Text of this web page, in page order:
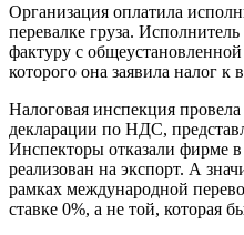
Организация оплатила
перевалке груза.
фактуру с
которого она заявила налог к
Налоговая инспекция
декларации по НДС,
Инспекторы отказали фирме
реализован на экспорт. А
рамках международной
ставке 0%, а не той, которая